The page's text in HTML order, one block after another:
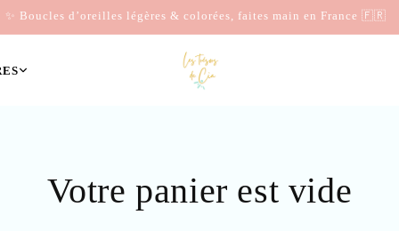
✨ Boucles d’oreilles légères & colorées, faites main en France 🇫🇷
Votre panier est vide